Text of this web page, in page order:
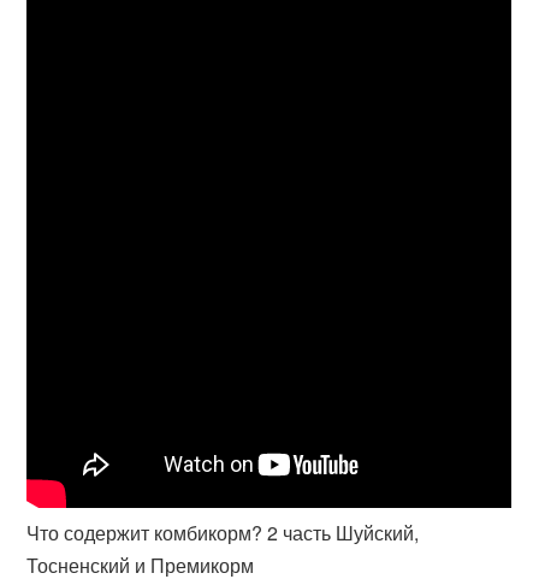
Что содержит комбикорм? 2 часть Шуйский,
Тосненский и Премикорм